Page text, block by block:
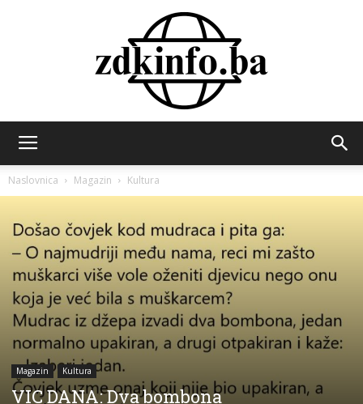
INFO
Naslovnica Magazin Kultura
Magazin Kultura
VIC DANA: Dva bombona